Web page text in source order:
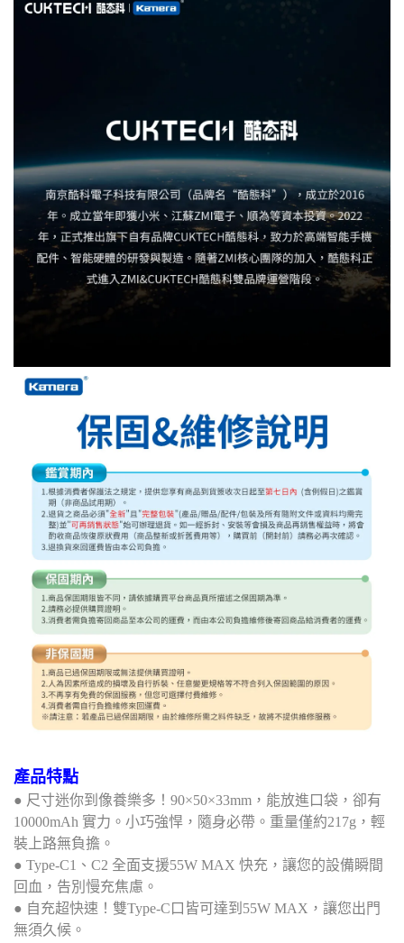
產品特點
● 尺寸迷你到像養樂多！90×50×33mm，能放進口袋，卻有
10000mAh 實力。小巧強悍，隨身必帶。重量僅約217g，輕
裝上路無負擔。
● Type-C1、C2 全面支援55W MAX 快充，讓您的設備瞬間
回血，告別慢充焦慮。
● 自充超快速！雙Type-C口皆可達到55W MAX，讓您出門
無須久候。